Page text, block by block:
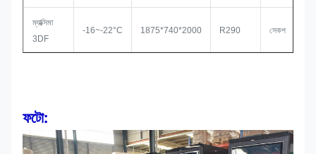
ম্যাক্সিমা
3DF
-16~-22°C 1875*740*2000 R290 সেকপ
ফটো: